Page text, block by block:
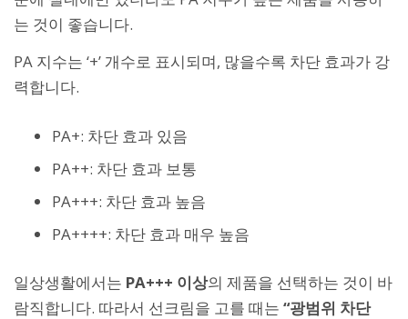
는 것이 좋습니다.
PA 지수는 ‘+’ 개수로 표시되며, 많을수록 차단 효과가 강
력합니다.
PA+: 차단 효과 있음
PA++: 차단 효과 보통
PA+++: 차단 효과 높음
PA++++: 차단 효과 매우 높음
일상생활에서는 PA+++ 이상의 제품을 선택하는 것이 바
람직합니다. 따라서 선크림을 고를 때는 “광범위 차단